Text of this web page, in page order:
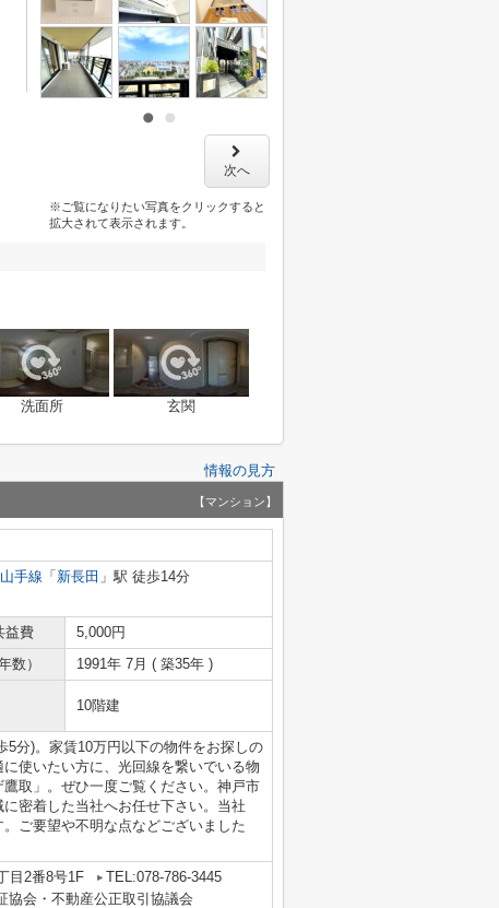
次へ
※ご覧になりたい写真をクリックすると
拡大されて表示されます。
洗面所 玄関
情報の見方
【マンション】
手線 「 新長田 」駅 徒歩14分
益費
5,000円
数） 1991年 7月 ( 築35年 )
10階建
分)。家賃10万円以下の物件をお探しの
使いたい方に、光回線を繋いでいる物
取」。ぜひ一度ご覧ください。神戸市
密着した当社へお任せ下さい。当社
ご要望や不明な点などございました
目2番8号1F
TEL:078-786-3445
協会・不動産公正取引協議会